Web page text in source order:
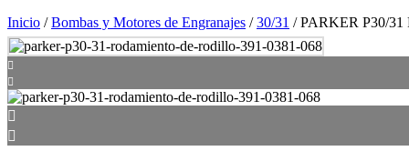
Inicio /Bombas y Motores de Engranajes /30/31 / PARKER P30/